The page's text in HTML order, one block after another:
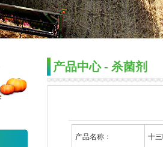
产品中心 - 杀菌剂
产品名称： 十